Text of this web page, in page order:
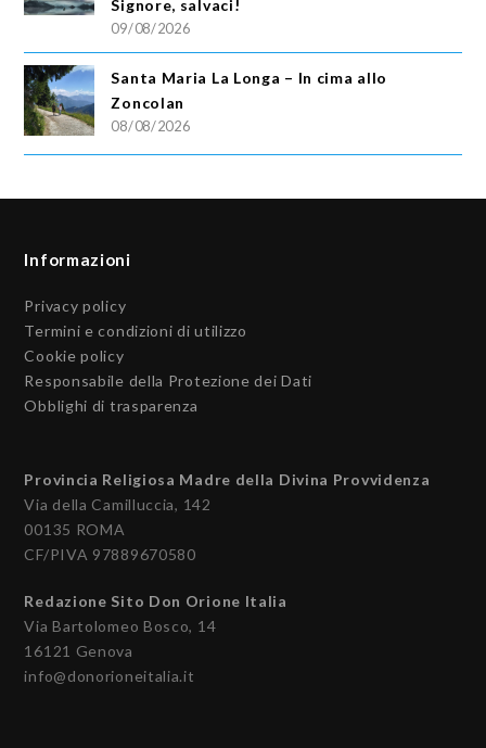
Signore, salvaci!
09/08/2026
Santa Maria La Longa – In cima allo
Zoncolan
08/08/2026
Informazioni
Privacy policy
Termini e condizioni di utilizzo
Cookie policy
Responsabile della Protezione dei Dati
Obblighi di trasparenza
Provincia Religiosa Madre della Divina Provvidenza
Via della Camilluccia, 142
00135 ROMA
CF/PIVA 97889670580
Redazione Sito Don Orione Italia
Via Bartolomeo Bosco, 14
16121 Genova
info@donorioneitalia.it